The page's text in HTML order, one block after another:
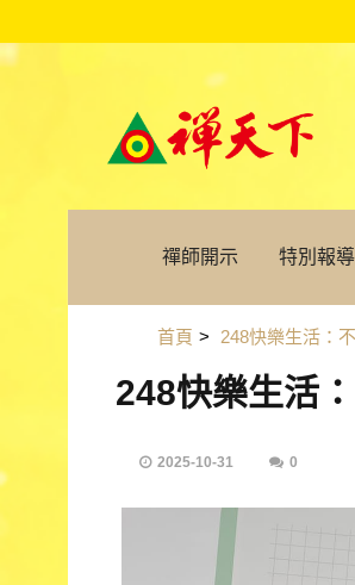
禪師開示 特別報導
首頁 > 248快樂生活：
248快樂生活
2025-10-31 0